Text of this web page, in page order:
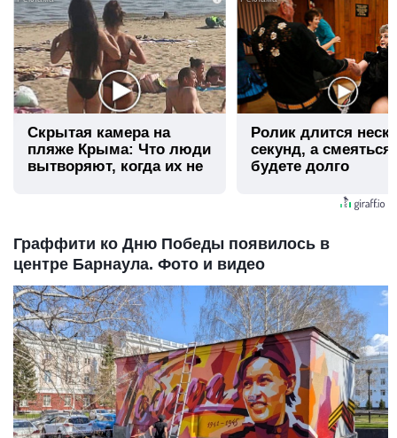
Скрытая камера на
пляже Крыма: Что люди
вытворяют, когда их не
Ролик длится
секунд, а
будете долго
Граффити ко Дню Победы появилось в
центре Барнаула. Фото и видео